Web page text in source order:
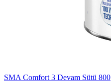
SMA Comfort 3 Devam Sütü 800